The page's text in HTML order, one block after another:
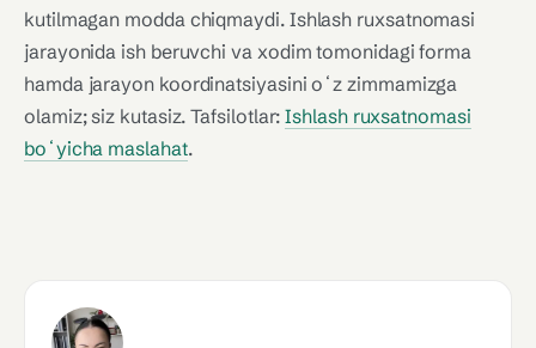
kutilmagan modda chiqmaydi. Ishlash ruxsatnomasi
jarayonida ish beruvchi va xodim tomonidagi forma
hamda jarayon koordinatsiyasini oʻz zimmamizga
olamiz; siz kutasiz. Tafsilotlar:Ishlash ruxsatnomasi
boʻyicha maslahat.